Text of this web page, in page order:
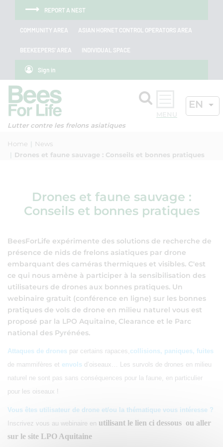
Cookies management panel
Skip to menu
Skip to main content
Skip to searchREPORT A NEST
COMMUNITY AREA ASIAN HORNET CONTROL OPERATORS AREA
BEEKEEPERS' AREA INDIVIDUAL SPACE
Sign in
Lutter contre les frelons asiatiques
SearchEN
Home
News
Drones et faune sauvage : Conseils et bonnes pratiques
Drones et faune sauvage :
Conseils et bonnes pratiques
BeesForLife expérimente des solutions de recherche de
présence de nids de frelons asiatiques par drone
embarquant des caméras thermiques et visibles. C'est
ce qui nous amène à participer à la sensibilisation des
utilisateurs de drones aux bonnes pratiques. Un
webinaire gratuit (conférence en ligne) sur les bonnes
pratiques de vols de drone en milieu naturel vous est
proposé par la LPO Aquitaine, Clearance et le Parc
national des Pyrénées.
Attaques de drones par certains rapaces, collisions, paniques, fuites
de mammifères et envols d’oiseaux… Les survols de drones en milieu
naturel ne sont pas sans conséquences pour la faune, en particulier
pour les oiseaux !
Vous êtes utilisateur de drone et/ou la thématique vous intéresse ?
Inscrivez vous au webinaire en utilisant le lien ci dessous ou aller
sur le site LPO Aquitaine